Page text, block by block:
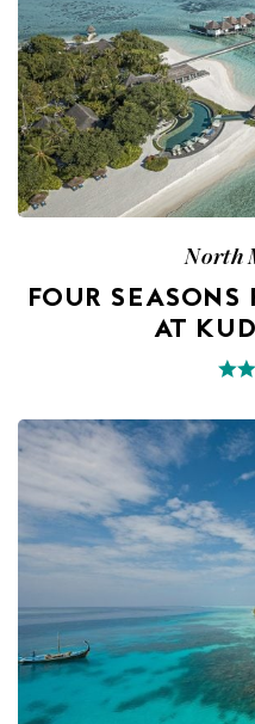
North
FOUR SEASONS
AT